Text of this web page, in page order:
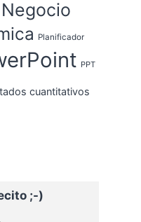
Negocio
Planificador
PPT
cuantitativos
;-)